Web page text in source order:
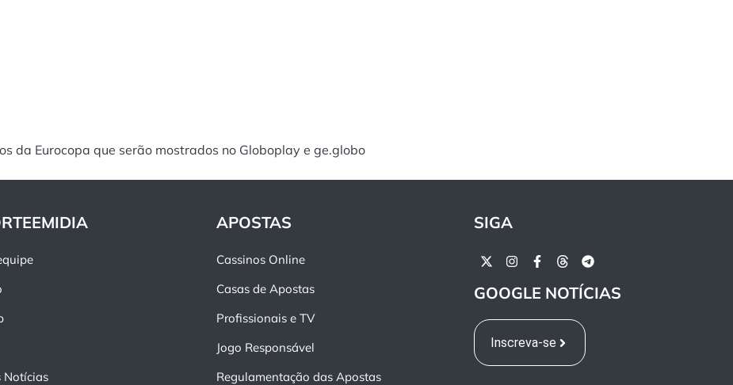
da Eurocopa que serão mostrados no Globoplay e ge.globo
Notícias
APOSTAS
Cassinos Online
Casas de Apostas
Profissionais e TV
Jogo Responsável
Regulamentação das Apostas
SIGA
GOOGLE NOTÍCIAS
Inscreva-se